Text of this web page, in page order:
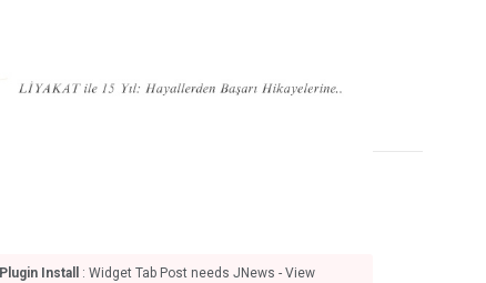
Plugin Install
: Widget Tab Post needs JNews - View